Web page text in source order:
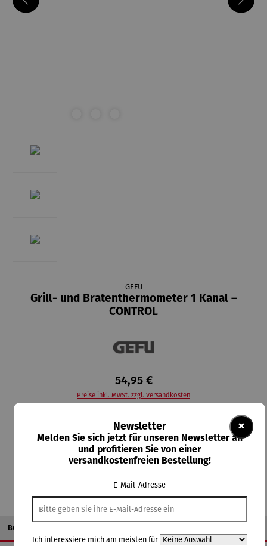
GEFU
Grill- und Bratenthermometer 1 Kanal –
CONTROL
54,95 €
Preise inkl. MwSt. zzgl. Versandkosten
Lieferzeit: 2-3 Tage
In den Warenkorb
Beschreibung
×
Newsletter
Melden Sie sich jetzt für unseren Newsletter an
und profitieren Sie von einer
versandkostenfreien Bestellung!
E-Mail-Adresse
Ich interessiere mich am meisten für